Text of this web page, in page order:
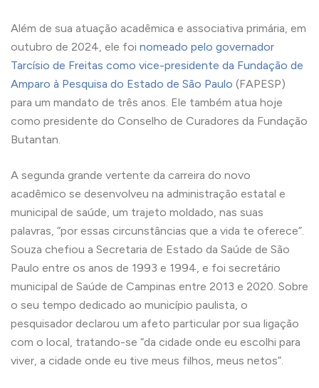
Além de sua atuação acadêmica e associativa primária, em
outubro de 2024, ele foi nomeado pelo governador
Tarcísio de Freitas como vice-presidente da Fundação de
Amparo à Pesquisa do Estado de São Paulo (FAPESP)
para um mandato de três anos. Ele também atua hoje
como presidente do Conselho de Curadores da Fundação
Butantan.
A segunda grande vertente da carreira do novo
acadêmico se desenvolveu na administração estatal e
municipal de saúde, um trajeto moldado, nas suas
palavras, “por essas circunstâncias que a vida te oferece”.
Souza chefiou a Secretaria de Estado da Saúde de São
Paulo entre os anos de 1993 e 1994, e foi secretário
municipal de Saúde de Campinas entre 2013 e 2020. Sobre
o seu tempo dedicado ao município paulista, o
pesquisador declarou um afeto particular por sua ligação
com o local, tratando-se “da cidade onde eu escolhi para
viver, a cidade onde eu tive meus filhos, meus netos”.